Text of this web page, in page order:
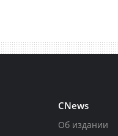
CNews
Об издании